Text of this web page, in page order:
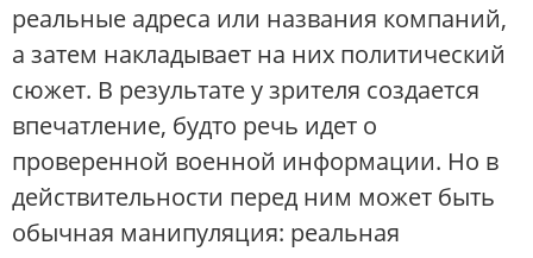
реальные адреса или названия компаний,
а затем накладывает на них политический
сюжет. В результате у зрителя создается
впечатление, будто речь идет о
проверенной военной информации. Но в
действительности перед ним может быть
обычная манипуляция: реальная